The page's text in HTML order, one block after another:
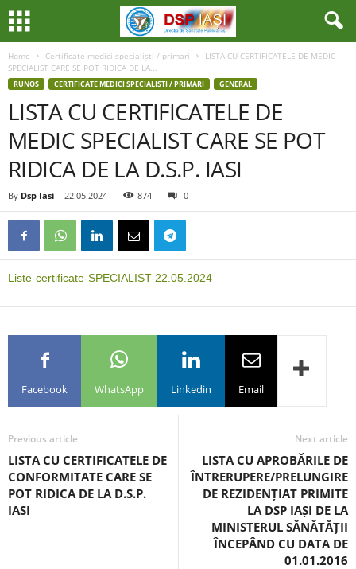
Home Certificate medici specialiști / primari
LISTA CU CERTIFICATELE DE MEDIC
SPECIALIST CARE SE POT RIDICA DE LA...
RUNOS CERTIFICATE MEDICI SPECIALIȘTI / PRIMARI GENERAL
LISTA CU CERTIFICATELE DE
MEDIC SPECIALIST CARE SE POT
RIDICA DE LA D.S.P. IASI
By Dsp Iasi - 22.05.2024 874 0
Liste-certificate-SPECIALIST-22.05.2024
Facebook WhatsApp Linkedin Email
Previous article
LISTA CU CERTIFICATELE DE
CONFORMITATE CARE SE
POT RIDICA DE LA D.S.P.
IASI
Next article
LISTA CU APROBĂRILE DE
ÎNTRERUPERE/PRELUNGIRE
DE REZIDENȚIAT PRIMITE
LA DSP IAȘI DE LA
MINISTERUL SĂNĂTĂȚII
ÎNCEPÂND CU DATA DE
01.01.2016